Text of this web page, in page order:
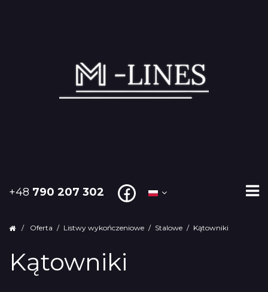
+48 790 207 302
/ Oferta / Listwy wykończeniowe / Stalowe / Kątowniki
Kątowniki